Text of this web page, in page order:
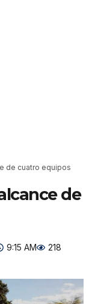
de cuatro equipos
de
9:15 AM 218